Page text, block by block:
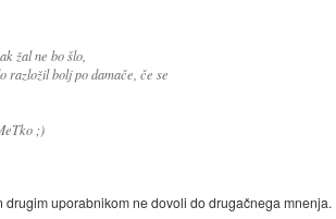
žal ne bo šlo,
razložil bolj po damače, če se
;)
uporabnikom ne dovoli do drugačnega mnenja.